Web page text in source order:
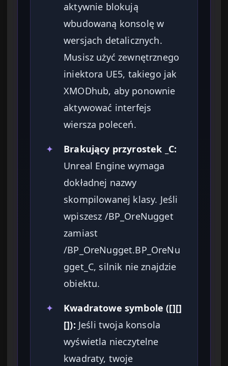
aktywnie blokują
wbudowaną konsolę w
wersjach detalicznych.
Musisz użyć zewnętrznego
iniektora UE5, takiego jak
XMODhub, aby ponownie
aktywować interfejs
wiersza poleceń.
✦
Brakujący przyrostek _C:
Unreal Engine wymaga
dokładnej nazwy
skompilowanej klasy. Jeśli
wpiszesz /BP_OreNugget
zamiast
/BP_OreNugget.BP_OreNu
gget_C, silnik nie znajdzie
obiektu.
✦
Kwadratowe symbole ([][]
[]): Jeśli twoja konsola
wyświetla nieczytelne
kwadraty, twoje